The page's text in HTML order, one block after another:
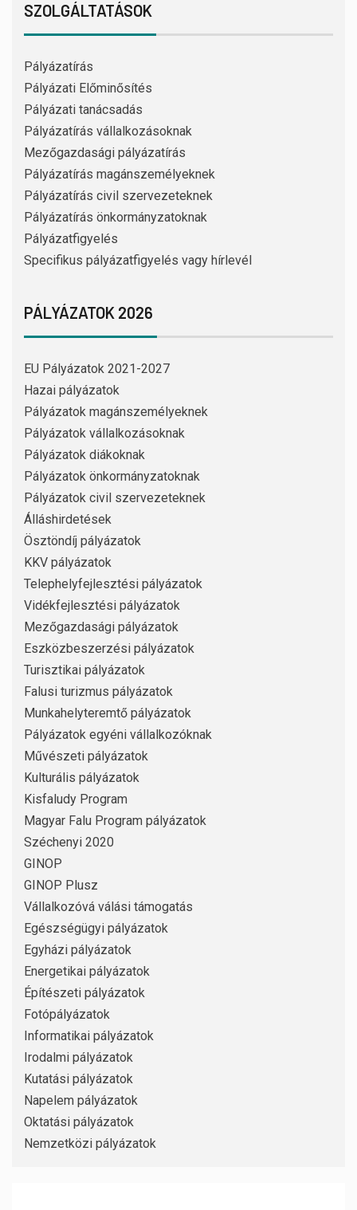
SZOLGÁLTATÁSOK
Pályázatírás
Pályázati Előminősítés
Pályázati tanácsadás
Pályázatírás vállalkozásoknak
Mezőgazdasági pályázatírás
Pályázatírás magánszemélyeknek
Pályázatírás civil szervezeteknek
Pályázatírás önkormányzatoknak
Pályázatfigyelés
Specifikus pályázatfigyelés vagy hírlevél
PÁLYÁZATOK 2026
EU Pályázatok 2021-2027
Hazai pályázatok
Pályázatok magánszemélyeknek
Pályázatok vállalkozásoknak
Pályázatok diákoknak
Pályázatok önkormányzatoknak
Pályázatok civil szervezeteknek
Álláshirdetések
Ösztöndíj pályázatok
KKV pályázatok
Telephelyfejlesztési pályázatok
Vidékfejlesztési pályázatok
Mezőgazdasági pályázatok
Eszközbeszerzési pályázatok
Turisztikai pályázatok
Falusi turizmus pályázatok
Munkahelyteremtő pályázatok
Pályázatok egyéni vállalkozóknak
Művészeti pályázatok
Kulturális pályázatok
Kisfaludy Program
Magyar Falu Program pályázatok
Széchenyi 2020
GINOP
GINOP Plusz
Vállalkozóvá válási támogatás
Egészségügyi pályázatok
Egyházi pályázatok
Energetikai pályázatok
Építészeti pályázatok
Fotópályázatok
Informatikai pályázatok
Irodalmi pályázatok
Kutatási pályázatok
Napelem pályázatok
Oktatási pályázatok
Nemzetközi pályázatok